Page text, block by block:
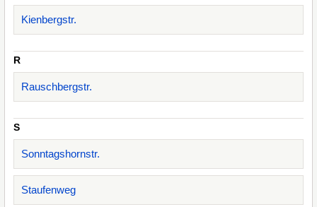
Kienbergstr.
R
Rauschbergstr.
S
Sonntagshornstr.
Staufenweg